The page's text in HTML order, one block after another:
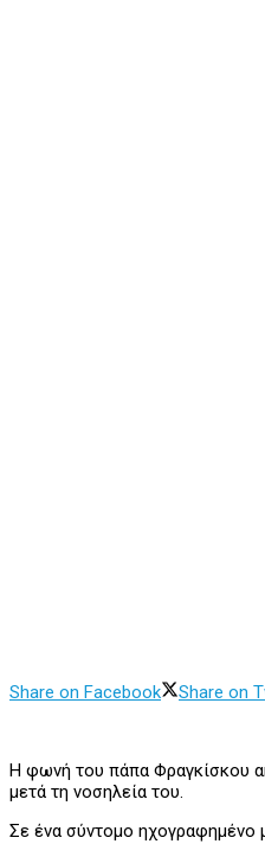
Share on Facebook Share on
Η φωνή του πάπα Φραγκίσκου
μετά τη νοσηλεία του.
Σε ένα σύντομο ηχογραφημένο